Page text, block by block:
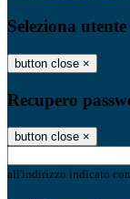
Seleziona utente
button close ×
Recupero
button close ×
all'indirizzo indicato